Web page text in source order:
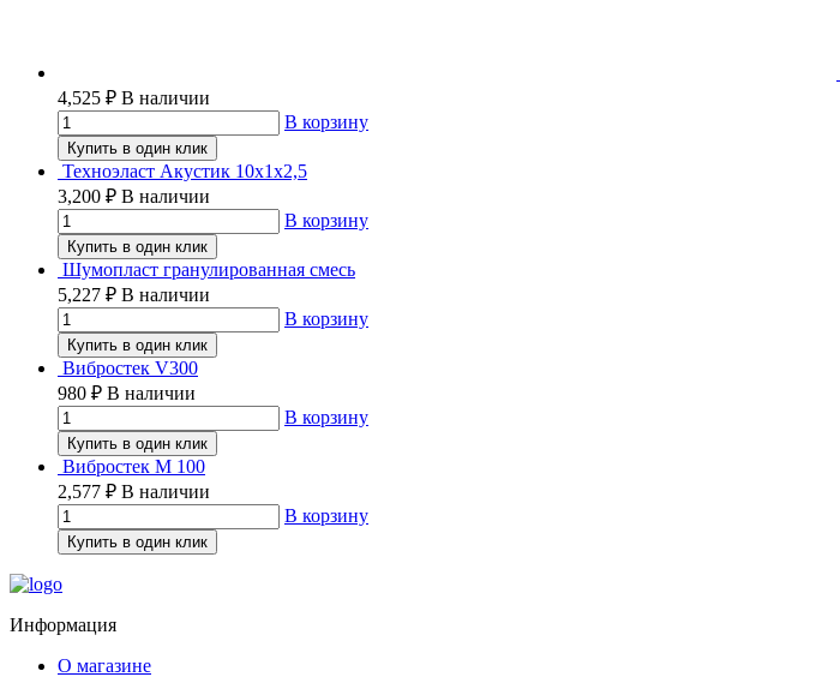
4,525 ₽ В наличии
В корзину
Купить в один клик
Техноэласт Акустик 10х1х2,5
3,200 ₽ В наличии
В корзину
Купить в один клик
Шумопласт гранулированная смесь
5,227 ₽ В наличии
В корзину
Купить в один клик
Вибростек V300
980 ₽ В наличии
В корзину
Купить в один клик
Вибростек М 100
2,577 ₽ В наличии
В корзину
Купить в один клик
Информация
О магазине